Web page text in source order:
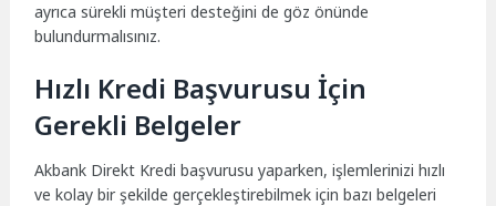
ayrıca sürekli müşteri desteğini de göz önünde
bulundurmalısınız.
Hızlı Kredi Başvurusu İçin
Gerekli Belgeler
Akbank Direkt Kredi başvurusu yaparken, işlemlerinizi hızlı
ve kolay bir şekilde gerçekleştirebilmek için bazı belgeleri